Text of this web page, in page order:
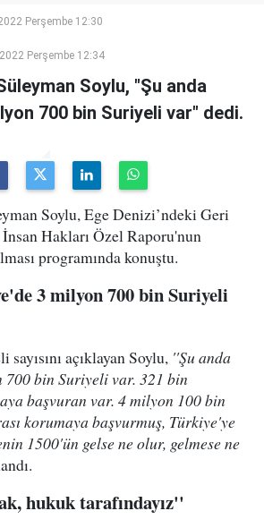
Perşembe 12:30
Perşembe 12:34
Soylu, "Şu anda
700 bin Suriyeli var" dedi.
Soylu, Ege Denizi’ndeki Geri
Hakları Özel Raporu'nun
programında konuştu.
3 milyon 700 bin Suriyeli
açıklayan Soylu, ''Şu anda
700 bin Suriyeli var. 321 bin
başvuran var. 4 milyon 100 bin
korumaya başvurmuş, Türkiye'ye
1500'ün gelse ne olur, gelmese ne
hukuk tarafındayız''